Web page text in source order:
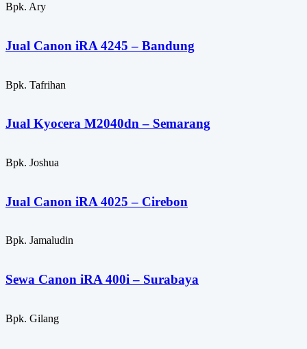
Bpk. Ary
Jual Canon iRA 4245 – Bandung
Bpk. Tafrihan
Jual Kyocera M2040dn – Semarang
Bpk. Joshua
Jual Canon iRA 4025 – Cirebon
Bpk. Jamaludin
Sewa Canon iRA 400i – Surabaya
Bpk. Gilang